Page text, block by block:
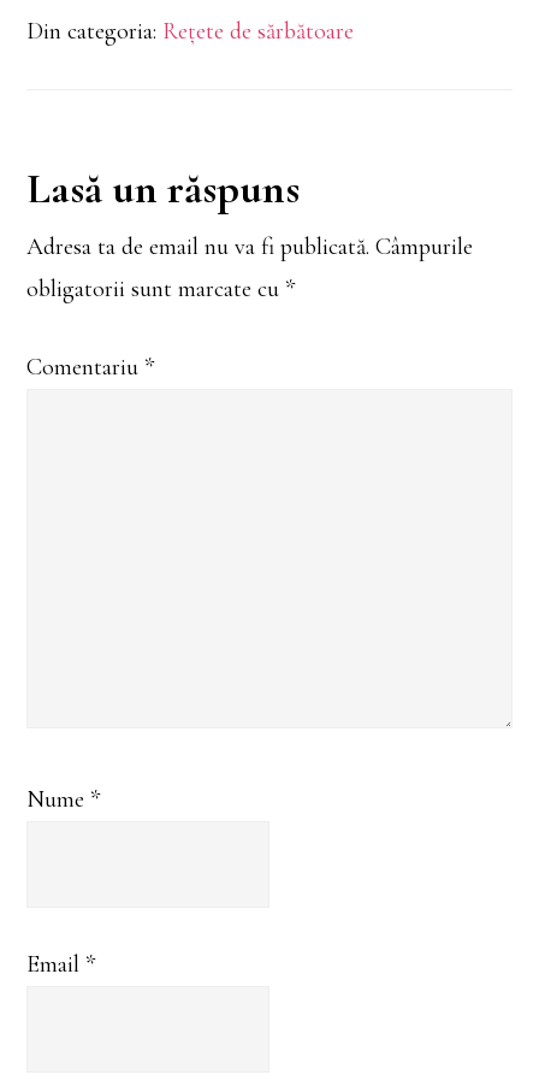
ciuperci
Din categoria: Rețete de sărbătoare
Reader
Interactions
Lasă un răspuns
Adresa ta de email nu va fi publicată. Câmpurile
obligatorii sunt marcate cu *
Comentariu *
Nume *
Email *